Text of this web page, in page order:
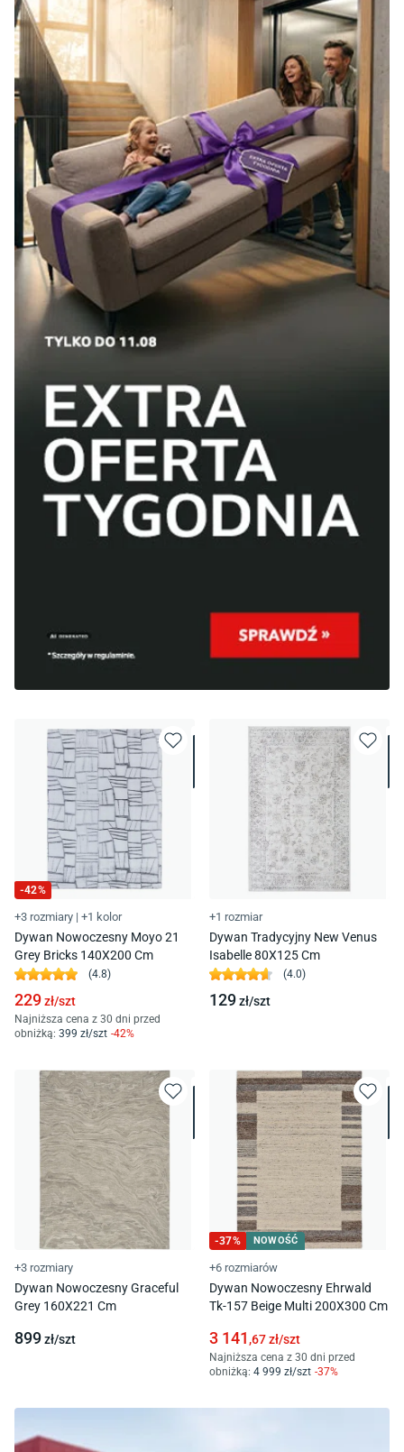
-42%
+3 rozmiary | +1 kolor
Dywan Nowoczesny Moyo 21
Grey Bricks 140X200 Cm
(4.8)
229zł/szt
Najniższa cena z 30 dni przed
obniżką: 399 zł/szt -42%
+1 rozmiar
Dywan Tradycyjny New Venus
Isabelle 80X125 Cm
(4.0)
129zł/szt
+3 rozmiary
Dywan Nowoczesny Graceful
Grey 160X221 Cm
899zł/szt
-37% NOWOŚĆ
+6 rozmiarów
Dywan Nowoczesny Ehrwald
Tk-157 Beige Multi 200X300 Cm
3 141 ,67zł/szt
Najniższa cena z 30 dni przed
obniżką: 4 999 zł/szt -37%